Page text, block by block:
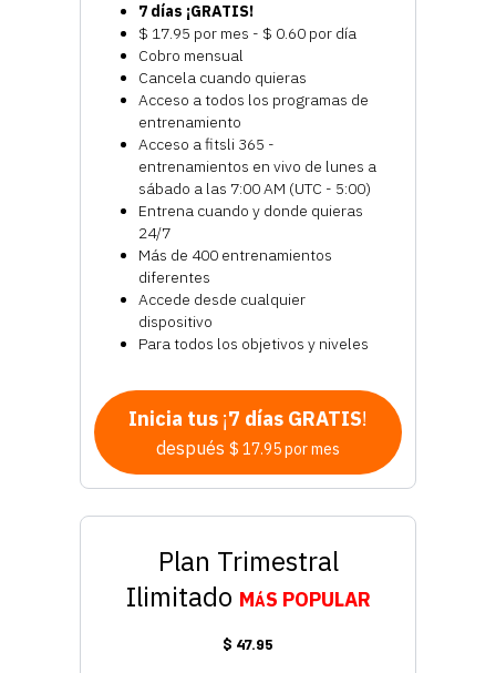
7 días ¡GRATIS!
$ 17.95 por mes - $ 0.60 por día
Cobro mensual
Cancela cuando quieras
Acceso a todos los programas de
entrenamiento
Acceso a fitsli 365 -
entrenamientos en vivo de lunes a
sábado a las 7:00 AM (UTC - 5:00)
Entrena cuando y donde quieras
24/7
Más de 400 entrenamientos
diferentes
Accede desde cualquier
dispositivo
Para todos los objetivos y niveles
Inicia tus ¡7 días GRATIS!
después $ 17.95 por mes
Plan Trimestral
Ilimitado MÁS POPULAR
$ 47.95